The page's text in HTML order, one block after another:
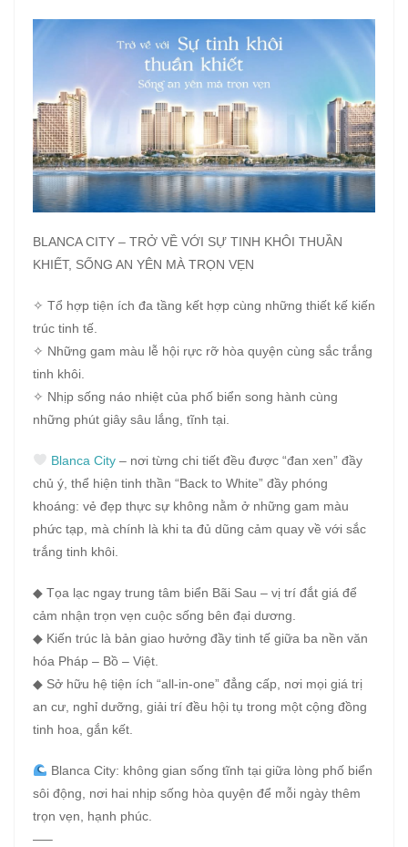
BLANCA CITY – TRỞ VỀ VỚI SỰ TINH KHÔI THUẦN
KHIẾT, SỐNG AN YÊN MÀ TRỌN VẸN
✧ Tổ hợp tiện ích đa tầng kết hợp cùng những thiết kế kiến
trúc tinh tế.
✧ Những gam màu lễ hội rực rỡ hòa quyện cùng sắc trắng
tinh khôi.
✧ Nhịp sống náo nhiệt của phố biển song hành cùng
những phút giây sâu lắng, tĩnh tại.
Blanca City– nơi từng chi tiết đều được “đan xen” đầy
chủ ý, thể hiện tinh thần “Back to White” đầy phóng
khoáng: vẻ đẹp thực sự không nằm ở những gam màu
phức tạp, mà chính là khi ta đủ dũng cảm quay về với sắc
trắng tinh khôi.
◆ Tọa lạc ngay trung tâm biển Bãi Sau – vị trí đắt giá để
cảm nhận trọn vẹn cuộc sống bên đại dương.
◆ Kiến trúc là bản giao hưởng đầy tinh tế giữa ba nền văn
hóa Pháp – Bồ – Việt.
◆ Sở hữu hệ tiện ích “all-in-one” đẳng cấp, nơi mọi giá trị
an cư, nghỉ dưỡng, giải trí đều hội tụ trong một cộng đồng
tinh hoa, gắn kết.
Blanca City: không gian sống tĩnh tại giữa lòng phố biển
sôi động, nơi hai nhịp sống hòa quyện để mỗi ngày thêm
trọn vẹn, hạnh phúc.
—–